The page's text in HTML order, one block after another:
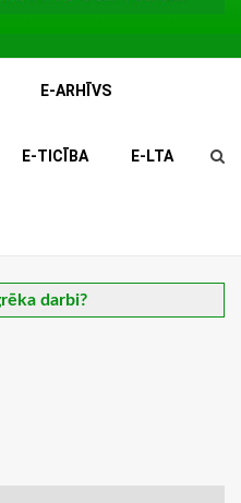
E-ARHĪVS
E-TICĪBA E-LTA
darbi?